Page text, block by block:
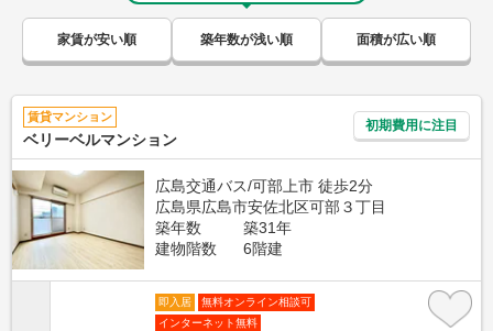
家賃が安い順 築年数が浅い順 面積が広い順
賃貸マンション
ベリーベルマンション
初期費用に注目
広島交通バス/可部上市 徒歩2分
広島県広島市安佐北区可部３丁目
築年数
築31年
建物階数
6階建
即入居
無料オンライン相談可
インターネット無料